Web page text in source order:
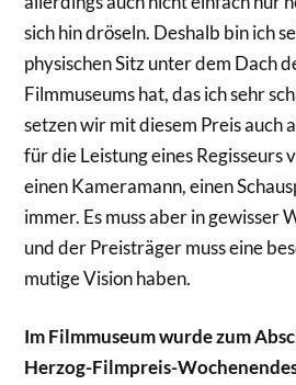
sich hin dröseln. Deshalb bin ich
physischen Sitz unter dem Dach
Filmmuseums hat, das ich sehr
setzen wir mit diesem Preis auch
für die Leistung eines Regisseurs
einen Kameramann, einen
immer. Es muss aber in gewisser
und der Preisträger muss eine
mutige Vision haben.
Im Filmmuseum wurde zum
Herzog-Filmpreis-